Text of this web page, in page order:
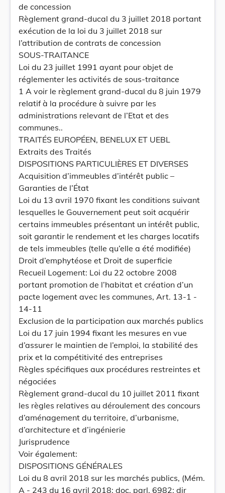
de concession
Règlement grand-ducal du 3 juillet 2018 portant
exécution de la loi du 3 juillet 2018 sur
l’attribution de contrats de concession
SOUS-TRAITANCE
Loi du 23 juillet 1991 ayant pour objet de
réglementer les activités de sous-traitance
1 A voir le règlement grand-ducal du 8 juin 1979
relatif à la procédure à suivre par les
administrations relevant de l’Etat et des
communes..
TRAITÉS EUROPÉEN, BENELUX ET UEBL
Extraits des Traités
DISPOSITIONS PARTICULIÈRES ET DIVERSES
Acquisition d’immeubles d’intérêt public –
Garanties de l’État
Loi du 13 avril 1970 fixant les conditions suivant
lesquelles le Gouvernement peut soit acquérir
certains immeubles présentant un intérêt public,
soit garantir le rendement et les charges locatifs
de tels immeubles (telle qu’elle a été modifiée)
Droit d’emphytéose et Droit de superficie
Recueil Logement: Loi du 22 octobre 2008
portant promotion de l’habitat et création d’un
pacte logement avec les communes, Art. 13-1 -
14-11
Exclusion de la participation aux marchés publics
Loi du 17 juin 1994 fixant les mesures en vue
d’assurer le maintien de l’emploi, la stabilité des
prix et la compétitivité des entreprises
Règles spécifiques aux procédures restreintes et
négociées
Règlement grand-ducal du 10 juillet 2011 fixant
les règles relatives au déroulement des concours
d’aménagement du territoire, d’urbanisme,
d’architecture et d’ingénierie
Jurisprudence
Voir également:
DISPOSITIONS GÉNÉRALES
Loi du 8 avril 2018 sur les marchés publics, (Mém.
A - 243 du 16 avril 2018; doc. parl. 6982; dir